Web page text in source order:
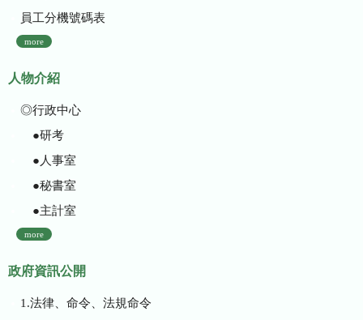
員工分機號碼表
more
人物介紹
◎行政中心
●研考
●人事室
●秘書室
●主計室
more
政府資訊公開
1.法律、命令、法規命令